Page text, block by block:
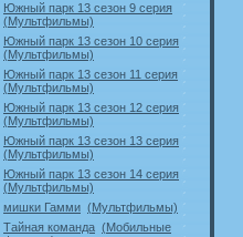
Южный парк 13 сезон 9 серия
(Мультфильмы)
Южный парк 13 сезон 10 серия
(Мультфильмы)
Южный парк 13 сезон 11 серия
(Мультфильмы)
Южный парк 13 сезон 12 серия
(Мультфильмы)
Южный парк 13 сезон 13 серия
(Мультфильмы)
Южный парк 13 сезон 14 серия
(Мультфильмы)
мишки Гамми (Мультфильмы)
Тайная команда (Мобильные